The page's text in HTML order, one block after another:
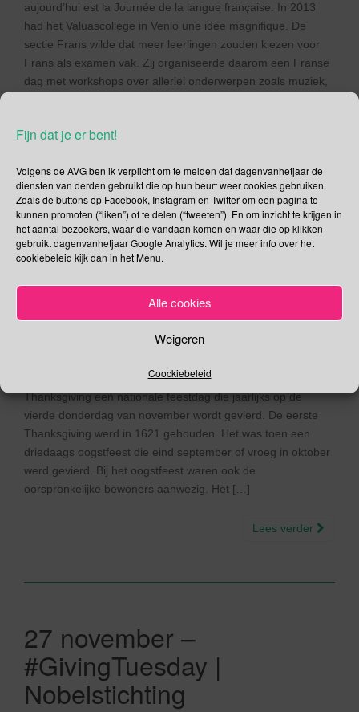
Fijn dat je er bent!
Volgens de AVG ben ik verplicht om te melden dat dagenvanhetjaar de
diensten van derden gebruikt die op hun beurt weer cookies gebruiken.
Zoals de buttons op Facebook, Instagram en Twitter om een pagina te
kunnen promoten (“liken”) of te delen (“tweeten”). En om inzicht te krijgen in
het aantal bezoekers, waar die vandaan komen en waar die op klikken
gebruikt dagenvanhetjaar Google Analytics. Wil je meer info over het
cookiebeleid kijk dan in het Menu.
Alle cookies
Weigeren
Coockiebeleid
aujourd’hui est la Journée de la langue française. In 2013
had het Valuascollege in Venlo une idee magnifique. De
sectie Frans wilde dat meer leerlingen zouden kiezen voor
Frans als examen vak. Zij organiseerde daarom een Franse
dag met workshops over allerlei onderwerpen zoals muziek,
28 november –
Thanksgiving Day | Wereld
Compassie Dag
Gina Makken
Thanksgiving Day In de Verenigde Staten en Canada is
Thanksgiving een nationale feestdag die jaarlijks op de
vierde donderdag van november wordt gevierd. De eerste
Thanksgiving werd in 1621 gehouden. Het was toen een
driedaags oogstfeest die eind september of vroeg in oktober
werd gevierd. Bij het oogstfeest waren ook de
oorspronkelijke bewoners aanwezig. Het […]
Lees verder
27 november –
#GivingTuesday |
Nobelstichting